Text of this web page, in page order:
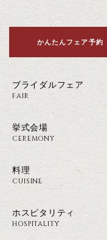
かんたんフェア予約
ブライダルフェア
FAIR
挙式会場
CEREMONY
料理
CUISINE
ホスピタリティ
HOSPITALITY